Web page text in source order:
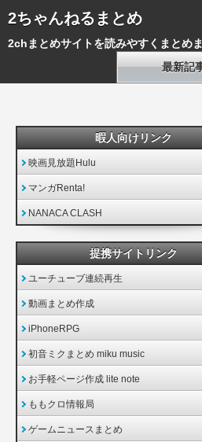
2ちゃんねるまとめ
2chまとめサイトを読みやすくまとめ
最新記
暇人向けリンク
映画見放題Hulu
マンガRenta!
NANACA CLASH
提携サイトリンク
ユーチューブ連続再生
動画まとめ作成
iPhoneRPG
初音ミクまとめ miku music
お手軽ページ作成 lite note
ももクロ情報局
ゲームニュースまとめ